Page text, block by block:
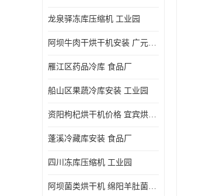
龙泉驿冻库压缩机 工业园
阿坝牛肉干烘干机安装 广元牛肉干烘干机 安装造价
雁江区药品冷库 食品厂
船山区果蔬冷库安装 工业园
资阳枸杞烘干机价格 宜宾烘房价格 冷库板生产
蓬溪冷藏库安装 食品厂
四川冻库压缩机 工业园
阿坝菌类烘干机 绵阳羊肚菌烘干机安装 安装造价